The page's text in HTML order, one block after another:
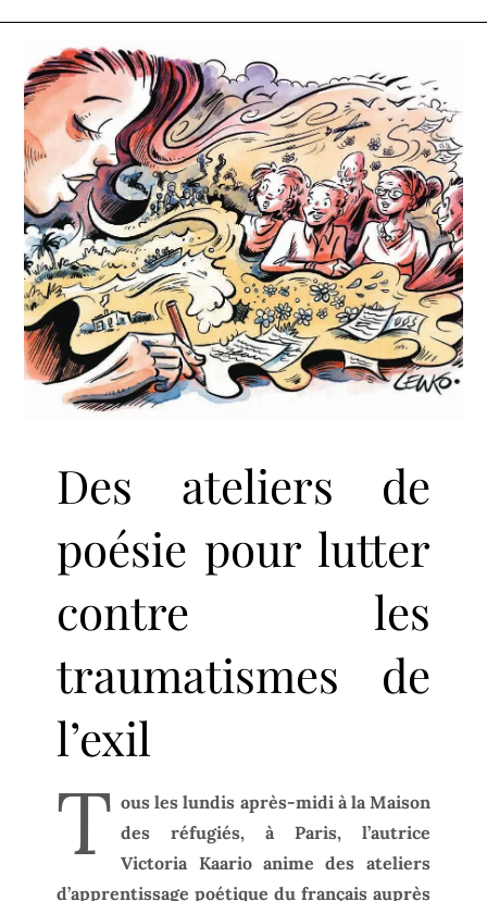
Des ateliers de
poésie pour lutter
contre les
traumatismes de
l’exil
T ous les lundis après-midi à la Maison
des réfugiés, à Paris, l’autrice
Victoria Kaario anime des ateliers
d’apprentissage poétique du français auprès